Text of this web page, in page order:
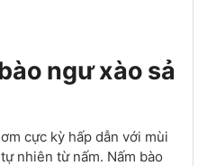
ngư xào sả
cực kỳ hấp dẫn với mùi
nhiên từ nấm. Nấm bào